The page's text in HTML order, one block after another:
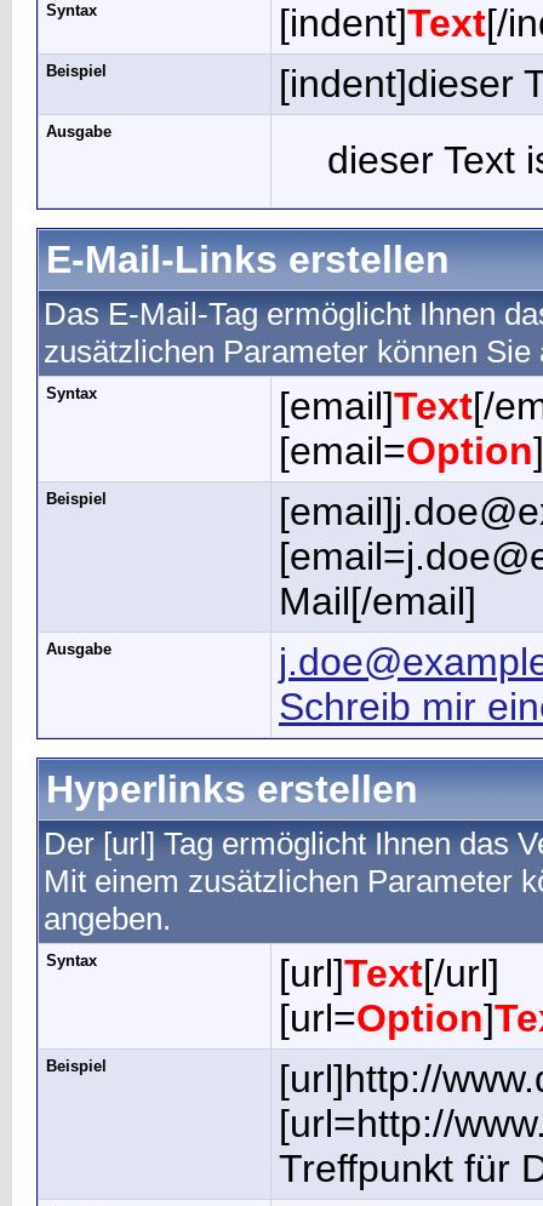
Syntax [indent]Text[/
Beispiel [indent]dieser
Ausgabe
dieser Text
E-Mail-Links erstellen
Das E-Mail-Tag ermöglicht Ihnen
zusätzlichen Parameter können
Syntax [email]Text[/
[email=Option]
Beispiel
Mail[/email]
Ausgabe
Schreib mir
Hyperlinks erstellen
Der [url] Tag ermöglicht Ihnen das
Mit einem zusätzlichen Parameter
angeben.
Syntax [url]Text[/url]
[url=Option]
Beispiel
[url]http://
[url=http://
Treffpunkt für